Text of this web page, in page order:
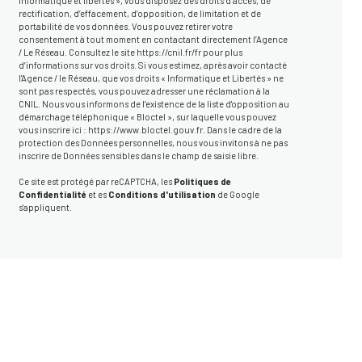
rectification, d’effacement, d’opposition, de limitation et de
portabilité de vos données. Vous pouvez retirer votre
consentement à tout moment en contactant directement l’Agence
/ Le Réseau. Consultez le site https://cnil.fr/frpour plus
d’informations sur vos droits. Si vous estimez, après avoir contacté
l'Agence / le Réseau, que vos droits « Informatique et Libertés » ne
sont pas respectés, vous pouvez adresser une réclamation à la
CNIL. Nous vous informons de l’existence de la liste d'opposition au
démarchage téléphonique « Bloctel », sur laquelle vous pouvez
vous inscrire ici : https://www.bloctel.gouv.fr. Dans le cadre de la
protection des Données personnelles, nous vous invitons à ne pas
inscrire de Données sensibles dans le champ de saisie libre.
Ce site est protégé par reCAPTCHA, lesPolitiques de
Confidentialitéet esConditions d'utilisation de Google
s'appliquent.